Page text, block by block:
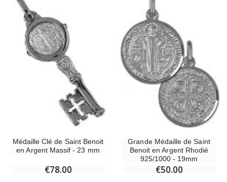
Médaille Clé de Saint Benoit
en Argent Massif - 23 mm
€78.00
Grande Médaille de Saint
Benoit en Argent Rhodié
925/1000 - 19mm
€50.00